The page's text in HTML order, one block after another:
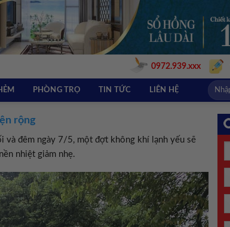
0972.939.xxx
PHÒNG TRỌ TIN TỨC LIÊN HỆ
rộng
và đêm ngày 7/5, một đợt không khí lạnh yếu sẽ
nhiệt giảm nhẹ.